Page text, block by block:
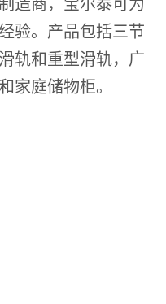
造商，宝尔泰可为
验。产品包括三节
轨和重型滑轨，广
家庭储物柜。